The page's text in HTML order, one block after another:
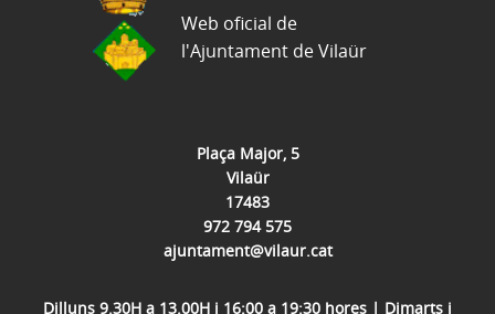
Plaça Major, 5
Vilaür
17483
972 794 575
ajuntament@vilaur.cat
Dilluns 9.30H a 13.00H i 16:00 a 19:30 hores | Dimarts i
Web oficial de
l'Ajuntament de Vilaür